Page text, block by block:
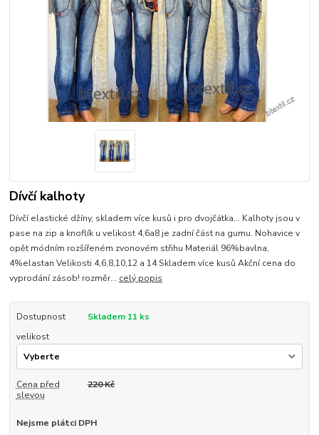
Dívčí kalhoty
Dívčí elastické džíny, skladem více kusů i pro dvojčátka... Kalhoty jsou v
pase na zip a knoflík u velikost 4,6a8 je zadní část na gumu. Nohavice v
opět módním rozšířeném zvonovém střihu Materiál 96%bavlna,
4%elastan Velikosti 4,6,8,10,12 a 14 Skladem více kusů Akční cena do
vyprodání zásob! rozměr... celý popis
Dostupnost
Skladem 11 ks
velikost
Cena před
slevou
220 Kč
Nejsme plátci DPH